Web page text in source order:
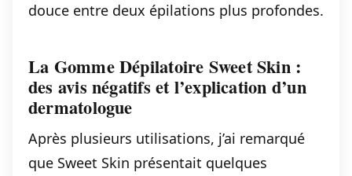
douce entre deux épilations plus profondes.
La Gomme Dépilatoire Sweet Skin :
des avis négatifs et l’explication d’un
dermatologue
Après plusieurs utilisations, j’ai remarqué
que Sweet Skin présentait quelques